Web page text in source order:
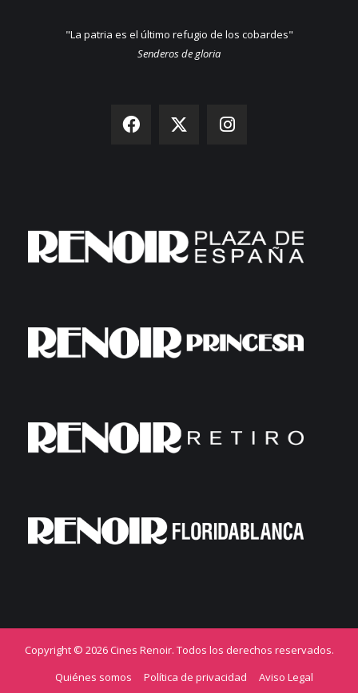
"La patria es el último refugio de los cobardes"
Senderos de gloria
Copyright © 2026 Cines Renoir. Todos los derechos reservados.
Quiénes somos
Política de privacidad Aviso Legal